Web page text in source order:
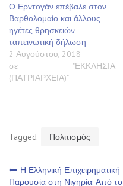
Ο Ερντογάν επέβαλε στον
Βαρθολομαίο και άλλους
ηγέτες θρησκειών
ταπεινωτική δήλωση
2 Αυγούστου, 2018
σε "ΕΚΚΛΗΣΙΑ
(ΠΑΤΡΙΑΡΧΕΙΑ)"
Tagged Πολιτισμός
Πλοήγηση
Η Ελληνική Επιχειρηματική
Παρουσία στη Νιγηρία: Από το